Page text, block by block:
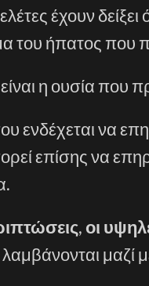
έχουν δείξει
του ήπατος που
η ουσία που
ενδέχεται να
επίσης να
, οι
μαζί